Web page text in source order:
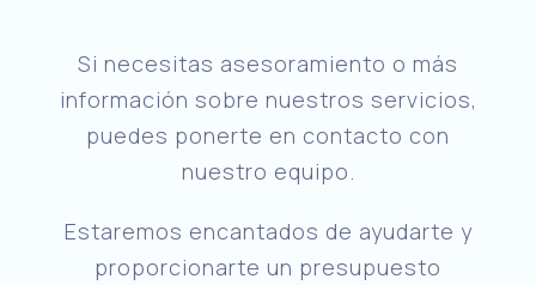
Si necesitas asesoramiento o más
información sobre nuestros servicios,
puedes ponerte en contacto con
nuestro equipo.
Estaremos encantados de ayudarte y
proporcionarte un presupuesto